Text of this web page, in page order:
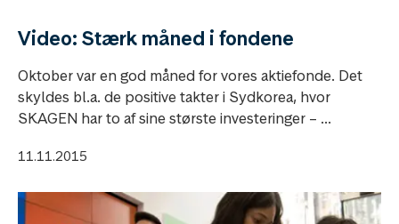
Video: Stærk måned i fondene
Oktober var en god måned for vores aktiefonde. Det
skyldes bl.a. de positive takter i Sydkorea, hvor
SKAGEN har to af sine største investeringer – ...
11.11.2015